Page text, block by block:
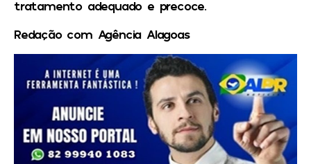
tratamento adequado e precoce.
Redação com Agência Alagoas